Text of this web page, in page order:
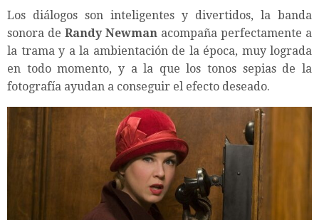
Los diálogos son inteligentes y divertidos, la banda
sonora de Randy Newman acompaña perfectamente a
la trama y a la ambientación de la época, muy lograda
en todo momento, y a la que los tonos sepias de la
fotografía ayudan a conseguir el efecto deseado.